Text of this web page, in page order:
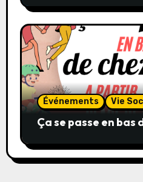
Événements Vie
Ça se passe en bas